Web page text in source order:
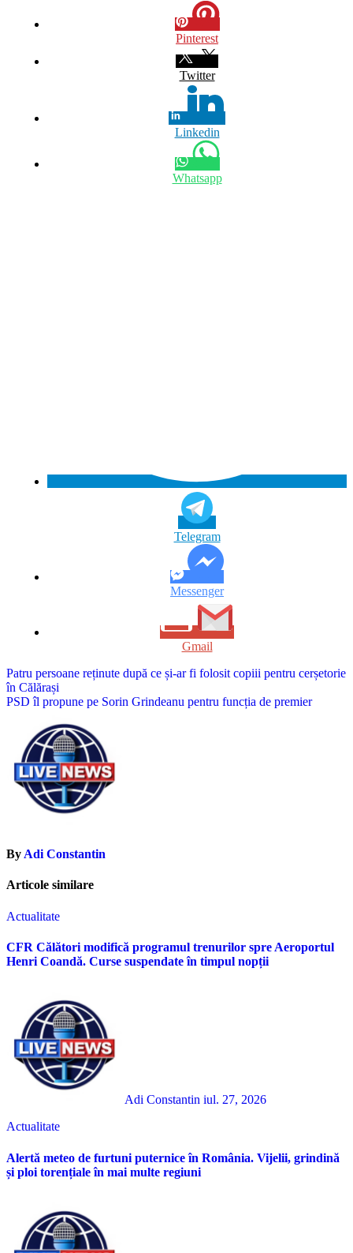
Pinterest
Twitter
Linkedin
Whatsapp
Telegram
Messenger
Gmail
Navigare
în
articole
Patru persoane reținute după ce și-ar fi folosit copiii pentru cerșetorie
în Călărași
PSD îl propune pe Sorin Grindeanu pentru funcția de premier
By Adi Constantin
Articole similare
Actualitate
CFR Călători modifică programul trenurilor spre Aeroportul
Henri Coandă. Curse suspendate în timpul nopții
Adi Constantin iul. 27, 2026
Actualitate
Alertă meteo de furtuni puternice în România. Vijelii, grindină
și ploi torențiale în mai multe regiuni